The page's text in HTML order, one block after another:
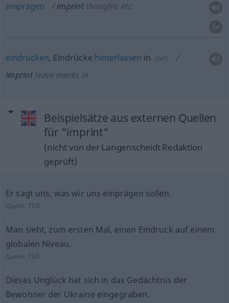
einprägen imprint thoughts etc
eindrücken, Eindrücke hinterlassen in (DAT)
imprint leave marks in
Beispielsätze aus externen Quellen
für "imprint"
(nicht von der Langenscheidt Redaktion
geprüft)
Er sagt uns, was wir uns einprägen sollen.
Quelle:TED
Man sieht, zum ersten Mal, einen Eindruck auf einem
globalen Niveau.
Quelle:TED
Dieses Unglück hat sich in das Gedächtnis der
Bewohner der Ukraine eingegraben.